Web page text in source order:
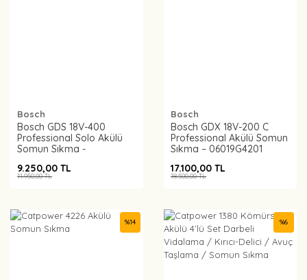
Bosch
Bosch GDS 18V-400
Professional Solo Akülü
Somun Sıkma -
9.250,00 TL
11.950,00 TL
Bosch
Bosch GDX 18V-200 C
Professional Akülü Somun
Sıkma – 06019G4201
17.100,00 TL
18.500,00 TL
%14 %6